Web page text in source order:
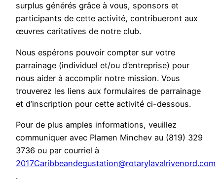
surplus générés grâce à vous, sponsors et
participants de cette activité, contribueront aux
œuvres caritatives de notre club.
Nous espérons pouvoir compter sur votre
parrainage (individuel et/ou d’entreprise) pour
nous aider à accomplir notre mission. Vous
trouverez les liens aux formulaires de parrainage
et d’inscription pour cette activité ci-dessous.
Pour de plus amples informations, veuillez
communiquer avec Plamen Minchev au (819) 329
3736 ou par courriel à
2017Caribbeandegustation@rotarylavalrivenord.com
.